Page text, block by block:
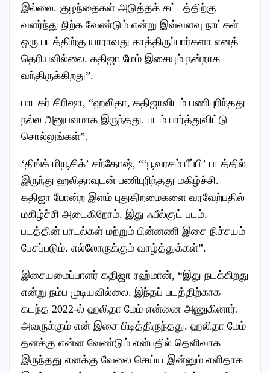
இல்லை. குழந்தைகள் அடுத்தக் கட்டத்திற்கு
வளர்ந்து நிற்க வேண்டும் என்று இவ்வளவு நாட்கள்
ஒரு படத்திற்கு யாராவது காத்திருப்பார்களா எனத்
தெரியவில்லை. கதிஜா மேம் இசையும் நன்றாக
வந்திருக்கிறது”.
பாடகர் சிரிஷா, “ஹலிதா, கதிஜாவிடம் பணிபுரிந்தது
நல்ல அனுபவமாக இருந்தது. படம் பார்த்துவிட்டு
சொல்லுங்கள்”.
‘திங்க் மியூசிக்’ சந்தோஷ், “‘பூவரசம் பீப்பி’ படத்தில்
இருந்து ஹலிதாவுடன் பணிபுரிந்தது மகிழ்ச்சி.
கதிஜா போன்ற இளம் புதுதிறமைகளை வரவேற்பதில்
மகிழ்ச்சி அடைகிறோம். இது ஃபீல்குட் படம்.
படத்தின் பாடல்கள் மற்றும் பின்னணி இசை நிச்சயம்
பேசப்படும். எல்லோருக்கும் வாழ்த்துக்கள்”.
இசையமைப்பாளர் கதிஜா ரஹ்மான், “இது நடக்கிறது
என்று நம்ப முடியவில்லை. இந்தப் படத்திற்காக
கடந்த 2022-ல் ஹலிதா மேம் என்னை அணுகினார்.
அவருக்கும் என் இசை பிடித்திருந்தது. ஹலிதா மேம்
தனக்கு என்ன வேண்டும் என்பதில் தெளிவாக
இருந்தது எனக்கு வேலை செய்ய இன்னும் எளிதாக